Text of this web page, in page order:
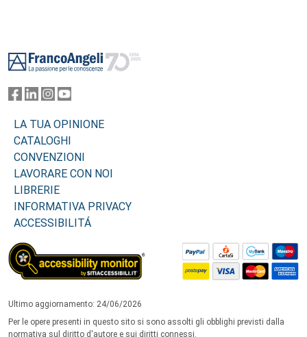
LA TUA OPINIONE
CATALOGHI
CONVENZIONI
LAVORARE CON NOI
LIBRERIE
INFORMATIVA PRIVACY
ACCESSIBILITÁ
Ultimo aggiornamento: 24/06/2026
Per le opere presenti in questo sito si sono assolti gli obblighi previsti dalla
normativa sul diritto d'autore e sui diritti connessi.